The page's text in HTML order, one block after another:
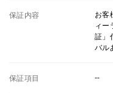
保証内容
お客
ィー
証」
バル
保証項目 --